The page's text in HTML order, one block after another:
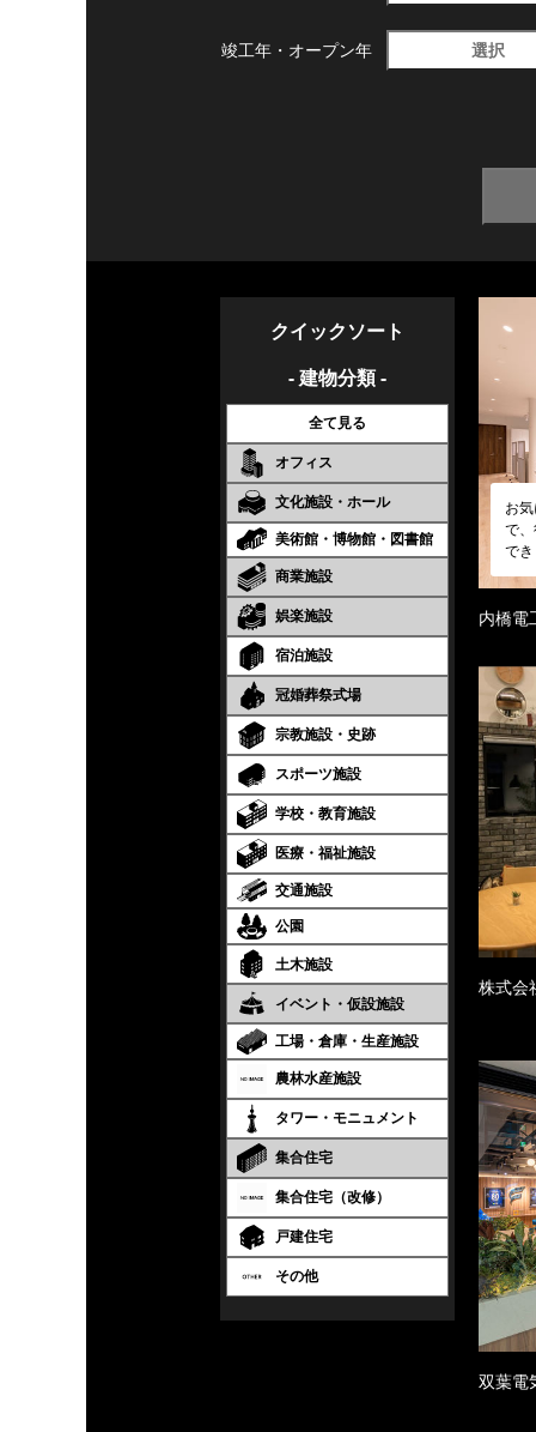
竣工年・ オープン年 選択
クイックソート
- 建物分類 -
全て見る
オフィス
文化施設・ホール
美術館・博物館・図書館
商業施設
娯楽施設
宿泊施設
冠婚葬祭式場
宗教施設・史跡
スポーツ施設
学校・教育施設
医療・福祉施設
交通施設
公園
土木施設
イベント・仮設施設
工場・倉庫・生産施設
農林水産施設
タワー・モニュメント
集合住宅
集合住宅（改修）
戸建住宅
その他
お
で
で
内橋電
株式会
双葉電